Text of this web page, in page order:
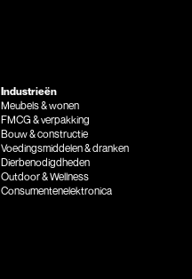
Industrieën
Meubels & wonen
FMCG & verpakking
Bouw & constructie
Voedingsmiddelen & dranken
Dierbenodigdheden
Outdoor & Wellness
Consumentenelektronica